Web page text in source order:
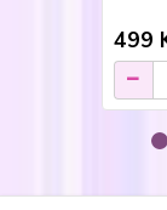
499